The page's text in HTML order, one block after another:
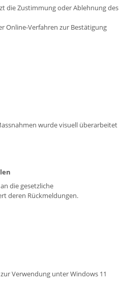
die Zustimmung oder Ablehnung des
Online-Verfahren zur Bestätigung
wurde visuell überarbeitet
die gesetzliche
deren Rückmeldungen.
Verwendung unter Windows 11